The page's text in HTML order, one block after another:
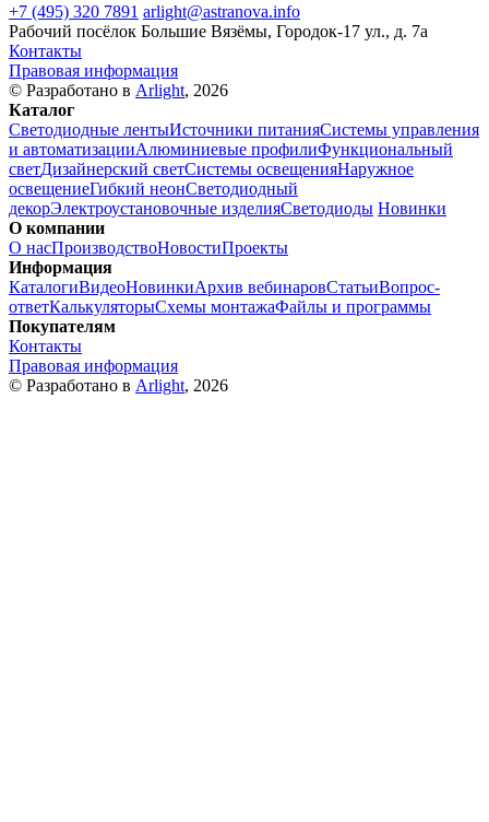
+7 (495) 320 7891 arlight@astranova.info
Рабочий посёлок Большие Вязёмы, Городок-17 ул., д. 7а
Контакты
Правовая информация
© Разработано в Arlight, 2026
Каталог
Светодиодные лентыИсточники питанияСистемы управления
и автоматизацииАлюминиевые профилиФункциональный
светДизайнерский светСистемы освещенияНаружное
освещениеГибкий неонСветодиодный
декорЭлектроустановочные изделияСветодиоды Новинки
О компании
О насПроизводствоНовостиПроекты
Информация
КаталогиВидеоНовинкиАрхив вебинаровСтатьиВопрос-
ответКалькуляторыСхемы монтажаФайлы и программы
Покупателям
Контакты
Правовая информация
© Разработано в Arlight, 2026